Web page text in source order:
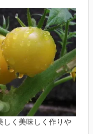
しく美味しく作りや